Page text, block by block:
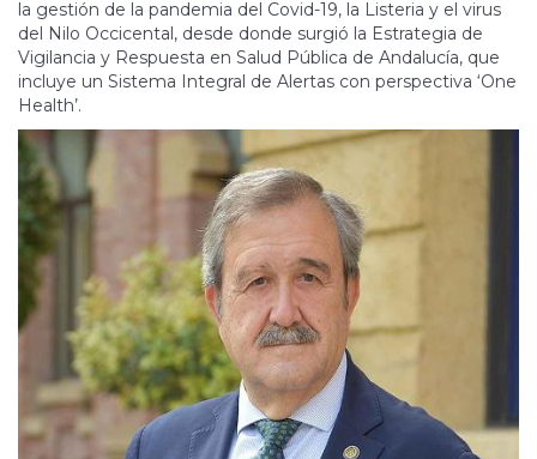
la gestión de la pandemia del Covid-19, la Listeria y el virus
del Nilo Occicental, desde donde surgió la Estrategia de
Vigilancia y Respuesta en Salud Pública de Andalucía, que
incluye un Sistema Integral de Alertas con perspectiva ‘One
Health’.